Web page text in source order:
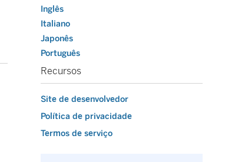
Inglês
Italiano
Japonês
Português
Recursos
Site de desenvolvedor
Política de privacidade
Termos de serviço